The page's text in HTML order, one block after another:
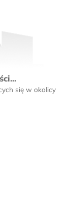
się w okolicy